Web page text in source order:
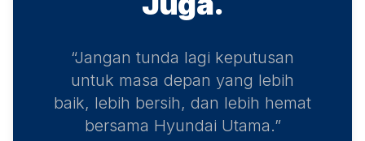
“Jangan tunda lagi keputusan
untuk masa depan yang lebih
baik, lebih bersih, dan lebih hemat
bersama Hyundai Utama.”